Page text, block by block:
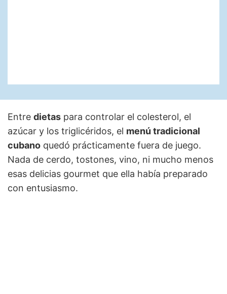
Entre dietas para controlar el colesterol, el
azúcar y los triglicéridos, el menú tradicional
cubano quedó prácticamente fuera de juego.
Nada de cerdo, tostones, vino, ni mucho menos
esas delicias gourmet que ella había preparado
con entusiasmo.